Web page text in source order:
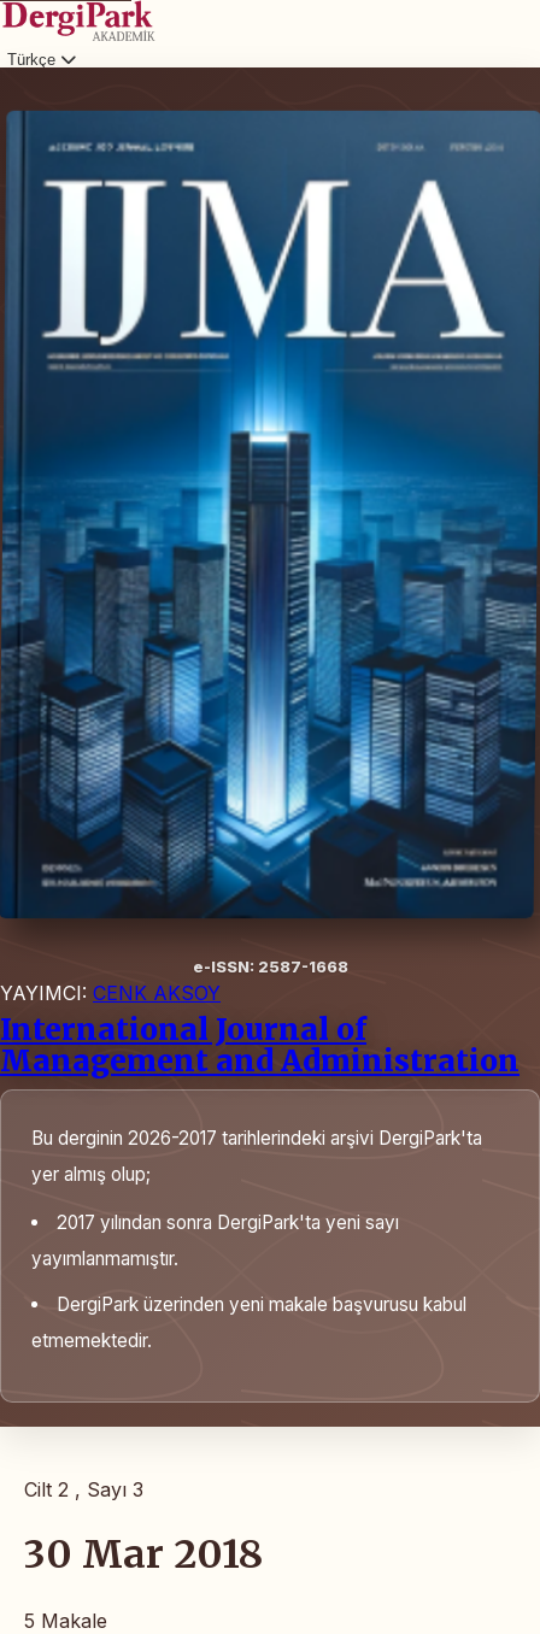
Türkçe
e-ISSN: 2587-1668
YAYIMCI: CENK AKSOY
International Journal of
Management and Administration
Bu derginin 2026-2017 tarihlerindeki arşivi DergiPark'ta
yer almış olup;
2017 yılından sonra DergiPark'ta yeni sayı
yayımlanmamıştır.
DergiPark üzerinden yeni makale başvurusu kabul
etmemektedir.
Cilt 2 , Sayı 3
30 Mar 2018
5 Makale